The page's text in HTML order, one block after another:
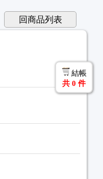
回商品列表
結帳
共 0 件